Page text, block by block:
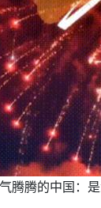
腾腾的中国：